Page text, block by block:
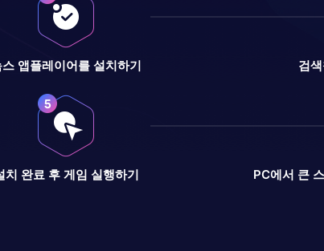
스 앱플레이어를 설치하기 검
치 완료 후 게임 실행하기
PC에서 큰